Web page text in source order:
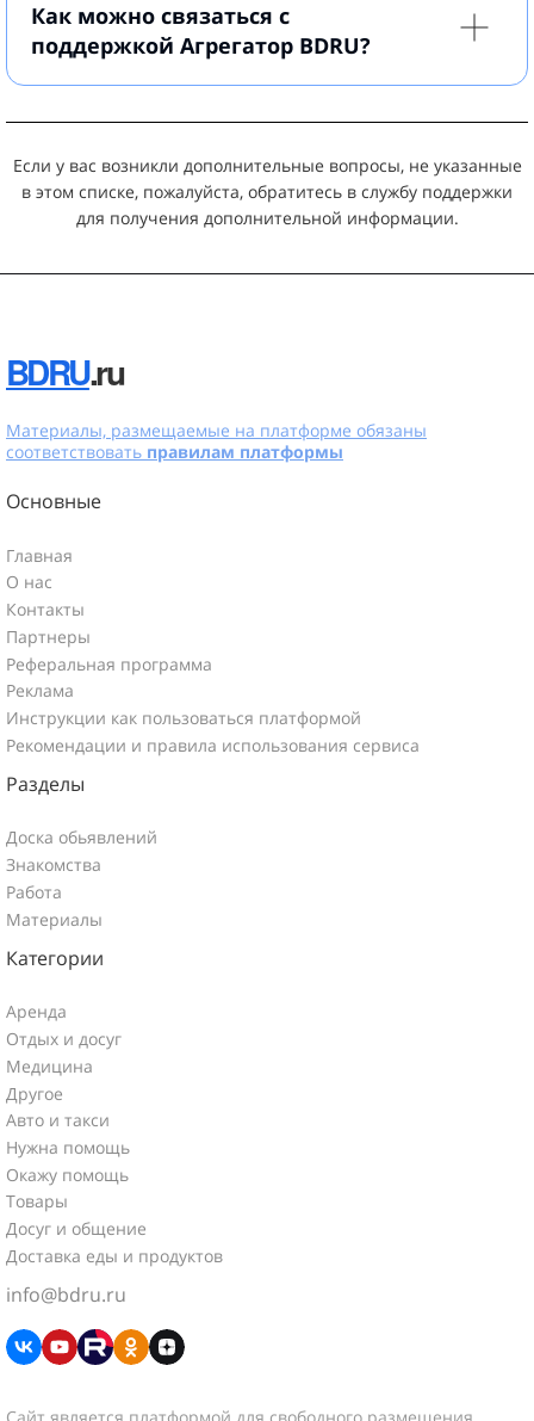
Как можно связаться с
поддержкой Агрегатор BDRU?
Если у вас возникли дополнительные вопросы, не указанные
в этом списке, пожалуйста, обратитесь в службу поддержки
для получения дополнительной информации.
BDRU.ru
Материалы, размещаемые на платформе обязаны
соответствовать правилам платформы
Основные
Главная
О нас
Контакты
Партнеры
Реферальная программа
Реклама
Инструкции как пользоваться платформой
Рекомендации и правила использования сервиса
Разделы
Доска обьявлений
Знакомства
Работа
Материалы
Категории
Аренда
Отдых и досуг
Медицина
Другое
Авто и такси
Нужна помощь
Окажу помощь
Товары
Досуг и общение
Доставка еды и продуктов
info@bdru.ru